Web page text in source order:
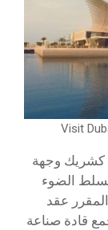
كشريك وجهة
الفاخرة 2024 ، مما يسلط الضوء
عقد
ديسمبر ، وتجمع قادة صناعة